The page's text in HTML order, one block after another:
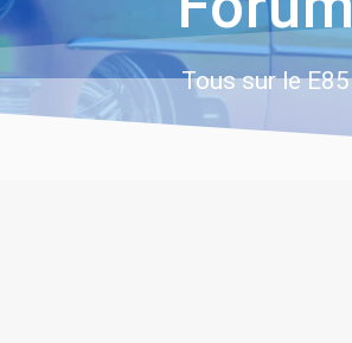
Tous sur le E85